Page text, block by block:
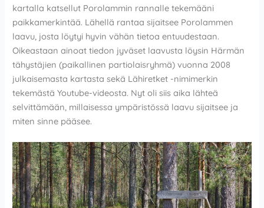
kartalla katsellut Porolammin rannalle tekemääni
paikkamerkintää. Lähellä rantaa sijaitsee Porolammen
laavu, josta löytyi hyvin vähän tietoa entuudestaan.
Oikeastaan ainoat tiedon jyväset laavusta löysin Härmän
tähystäjien (paikallinen partiolaisryhmä) vuonna 2008
julkaisemasta kartasta sekä Lähiretket -nimimerkin
tekemästä Youtube-videosta. Nyt oli siis aika lähteä
selvittämään, millaisessa ympäristössä laavu sijaitsee ja
miten sinne pääsee.